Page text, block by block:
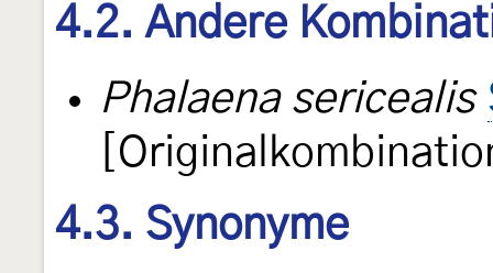
4.2. Andere
Phalaena sericealis
4.3. Synonyme